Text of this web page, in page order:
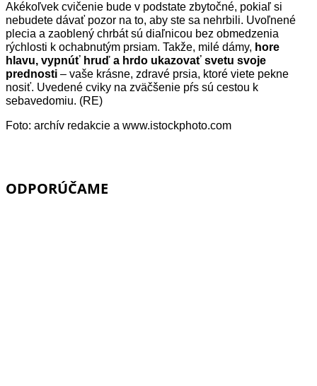
Akékoľvek cvičenie bude v podstate zbytočné, pokiaľ si
nebudete dávať pozor na to, aby ste sa nehrbili. Uvoľnené
plecia a zaoblený chrbát sú diaľnicou bez obmedzenia
rýchlosti k ochabnutým prsiam. Takže, milé dámy, hore
hlavu, vypnúť hruď a hrdo ukazovať svetu svoje
prednosti – vaše krásne, zdravé prsia, ktoré viete pekne
nosiť. Uvedené cviky na zväčšenie pŕs sú cestou k
sebavedomiu. (RE)
Foto: archív redakcie a www.istockphoto.com
ODPORÚČAME